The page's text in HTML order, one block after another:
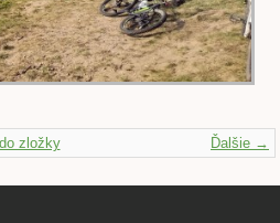
Ďalšie →
zložky